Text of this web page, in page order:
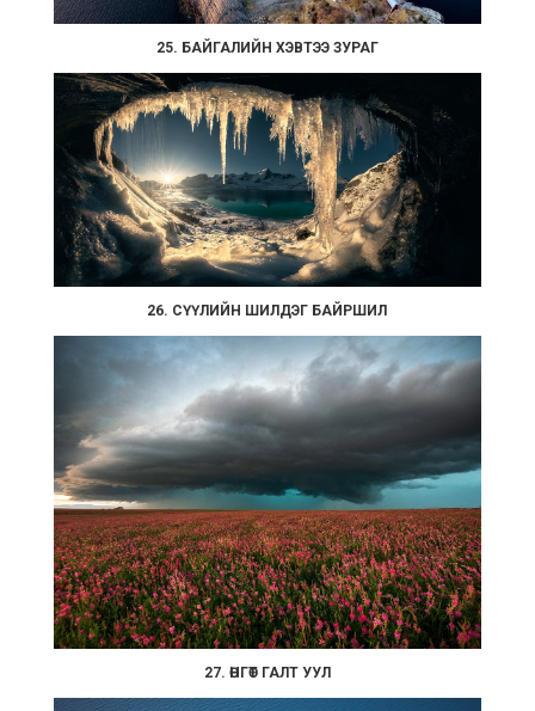
25. БАЙГАЛИЙН ХЭВТЭЭ ЗУРАГ
26. СҮҮЛИЙН ШИЛДЭГ БАЙРШИЛ
27. ӨНГӨТ ГАЛТ УУЛ